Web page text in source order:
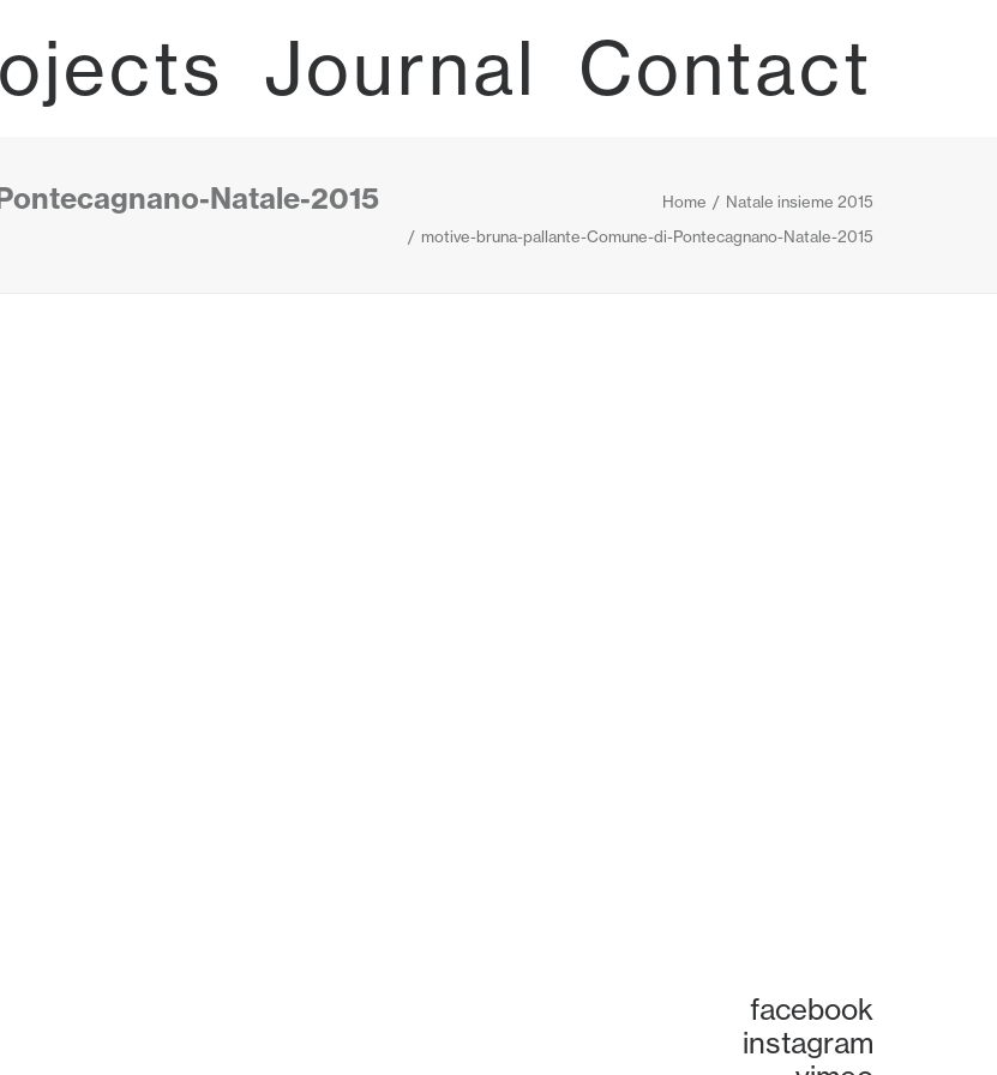
Journal Contact
Natale-2015 Home
Natale insieme 2015
motive-bruna-pallante-Comune-di-Pontecagnano-Natale-2015
facebook
instagram